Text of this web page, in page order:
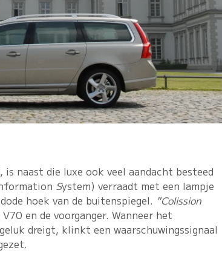
is naast die luxe ook veel aandacht besteed
System) verraadt met een lampje
hoek van de buitenspiegel. "Colission
en de voorganger. Wanneer het
dreigt, klinkt een waarschuwingssignaal